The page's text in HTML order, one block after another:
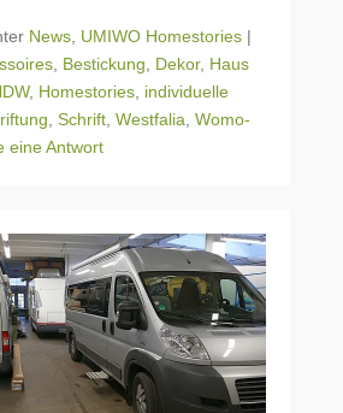
News UMIWO Homestories |
Bestickung Dekor, Haus
, Homestories individuelle
Schrift Westfalia Womo-
eine Antwort